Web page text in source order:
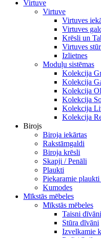
Virtuve
Virtuve
Virtuves
Virtuves
Krēsli un
Virtuves
Izlietnes
Moduļu sistēmas
Kolekcija
Kolekcija
Kolekcija
Kolekcija
Kolekcija
Kolekcija
Birojs
Biroja iekārtas
Rakstāmgaldi
Biroja krēsli
Skapji / Penāli
Plaukti
Piekaramie plaukti
Kumodes
Mīkstās mēbeles
Mīkstās mēbeles
Taisni dīvāni
Stūra dīvāni
Izvelkamie